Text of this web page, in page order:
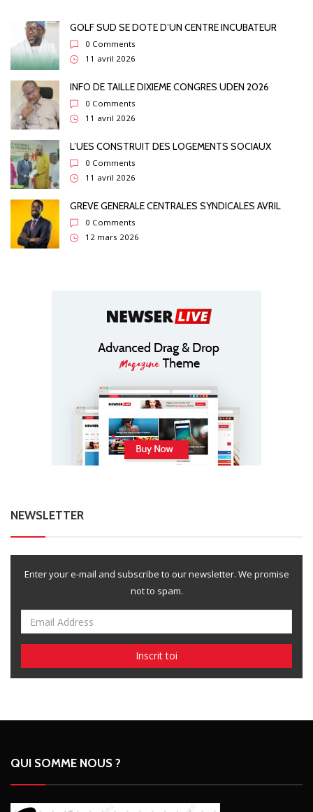
GOLF SUD SE DOTE D’UN CENTRE INCUBATEUR
0 Comments
11 avril 2026
INFO DE TAILLE DIXIEME CONGRES UDEN 2026
0 Comments
11 avril 2026
L’UES CONSTRUIT DES LOGEMENTS SOCIAUX
0 Comments
11 avril 2026
GREVE GENERALE CENTRALES SYNDICALES AVRIL
0 Comments
12 mars 2026
NEWSLETTER
Enter your e-mail and subscribe to our newsletter. We promise
not to spam.
QUI SOMME NOUS ?